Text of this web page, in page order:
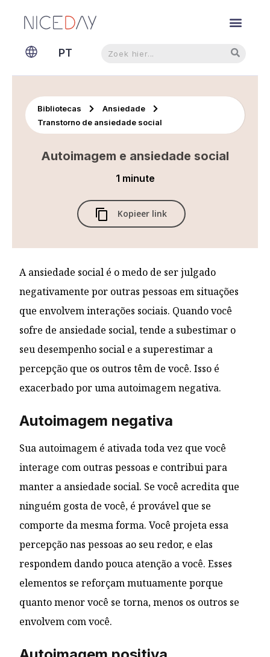
PT
EN
Bibliotecas
Ansiedade
Transtorno de ansiedade social
Autoimagem e ansiedade social
1 minute
Kopieer link
A ansiedade social é o medo de ser julgado
negativamente por outras pessoas em situações
que envolvem interações sociais. Quando você
sofre de ansiedade social, tende a subestimar o
seu desempenho social e a superestimar a
percepção que os outros têm de você. Isso é
exacerbado por uma autoimagem negativa.
Autoimagem negativa
Sua autoimagem é ativada toda vez que você
interage com outras pessoas e contribui para
manter a ansiedade social. Se você acredita que
ninguém gosta de você, é provável que se
comporte da mesma forma. Você projeta essa
percepção nas pessoas ao seu redor, e elas
respondem dando pouca atenção a você. Esses
elementos se reforçam mutuamente porque
quanto menor você se torna, menos os outros se
envolvem com você.